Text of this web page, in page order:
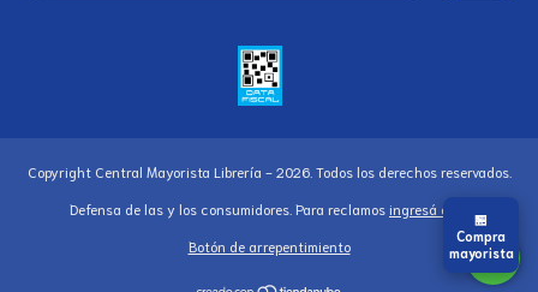
Copyright Central Mayorista Librería - 2026. Todos los derechos reservados.
Defensa de las y los consumidores. Para reclamos ingresá acá.
Botón de arrepentimiento
🏪
Compra
mayorista